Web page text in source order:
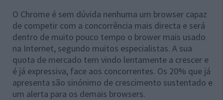
O Chrome é sem dúvida nenhuma um browser capaz
de competir com a concorrência mais directa e será
dentro de muito pouco tempo o brower mais usado
na Internet, segundo muitos especialistas. A sua
quota de mercado tem vindo lentamente a crescer e
é já expressiva, face aos concorrentes. Os 20% que já
apresenta são sinónimo de crescimento sustentado e
um alerta para os demais browsers.